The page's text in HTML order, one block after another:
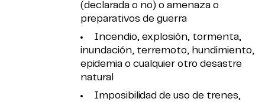
(declarada o no) o amenaza o
preparativos de guerra
Incendio, explosión, tormenta,
inundación, terremoto, hundimiento,
epidemia o cualquier otro desastre
natural
Imposibilidad de uso de trenes,